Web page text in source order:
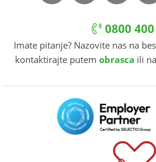
0800
Imate pitanje? Nazovite nas na
kontaktirajte putem obrasca ili na